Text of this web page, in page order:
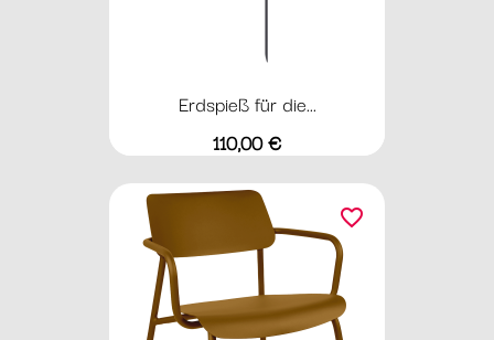
Erdspieß für die...
Preis
110,00 €
favorite_border